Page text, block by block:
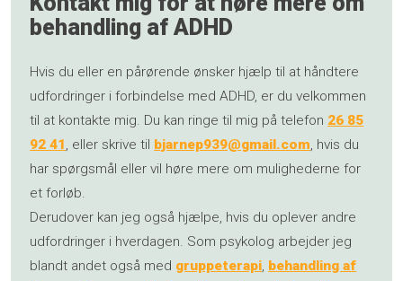
behandling af ADHD
Hvis du eller en pårørende ønsker hjælp til at håndtere
udfordringer i forbindelse med ADHD, er du velkommen
til at kontakte mig. Du kan ringe til mig på telefon 26 85
92 41 , eller skrive til bjarnep939@gmail.com, hvis du
har spørgsmål eller vil høre mere om mulighederne for
et forløb.
Derudover kan jeg også hjælpe, hvis du oplever andre
udfordringer i hverdagen. Som psykolog arbejder jeg
blandt andet også med gruppeterapi, behandling af